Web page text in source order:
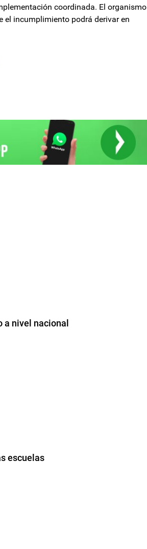
coordinada. El organismo
el incumplimiento podrá derivar en
nivel nacional
escuelas